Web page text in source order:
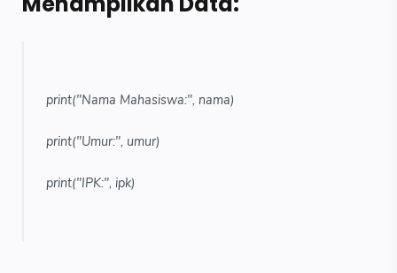
print("Nama Mahasiswa:", nama)
print("Umur:", umur)
print("IPK:", ipk)